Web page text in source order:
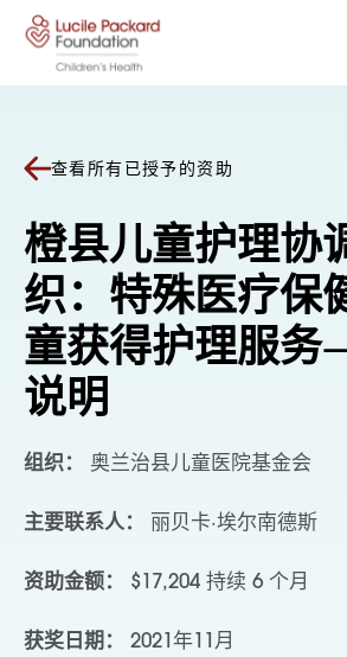
跳至内容
查看所有已授予的资助
橙县儿童护理协
织：特殊医疗保
童获得护理服
说明
组织： 奥兰治县儿童医院基金会
主要联系人： 丽贝卡·埃尔南德斯
资助金额： $17,204 持续 6 个月
获奖日期： 2021年11月